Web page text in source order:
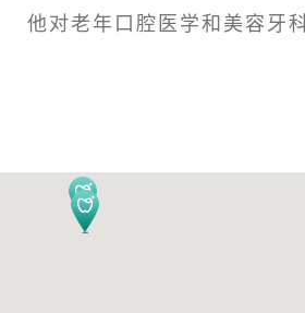
他对老年口腔医学和美容牙